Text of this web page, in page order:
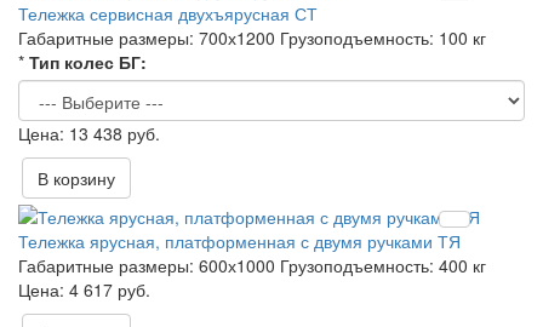
Тележка сервисная двухъярусная СТ
Габаритные размеры: 700х1200 Грузоподъемность: 100 кг
* Тип колес БГ:
13 438 руб.
В корзину
Тележка ярусная, платформенная с двумя ручками ТЯ
Габаритные размеры: 600х1000 Грузоподъемность: 400 кг
4 617 руб.